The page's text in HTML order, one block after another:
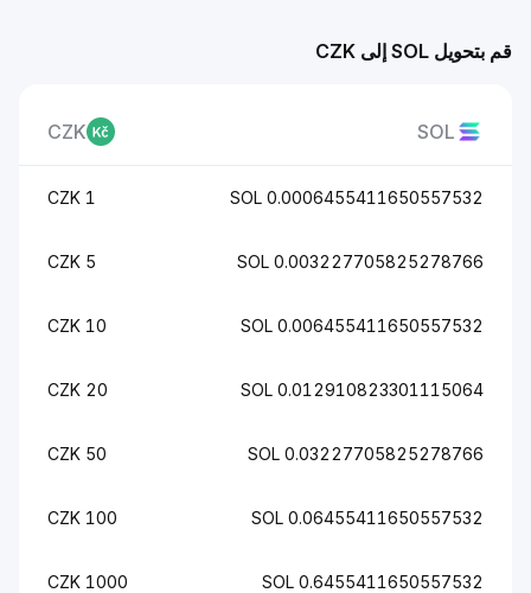
قم بتحويل SOL إلى CZK
SOL
CZK
0.0006455411650557532 SOL
0.003227705825278766 SOL
0.006455411650557532 SOL
10 CZK
0.012910823301115064 SOL
20 CZK
0.03227705825278766 SOL
50 CZK
0.06455411650557532 SOL
100 CZK
0.6455411650557532 SOL
1000 CZK